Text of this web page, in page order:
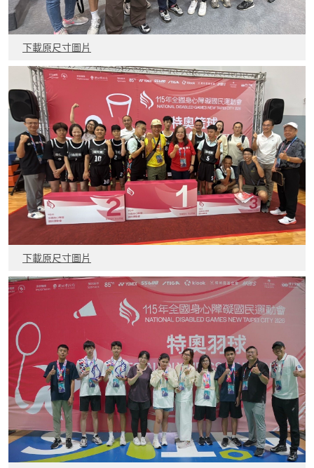
下載原尺寸圖片
下載原尺寸圖片